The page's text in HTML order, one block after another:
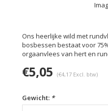
Ons heerlijke wild met
bosbessen bestaat voor
orgaanvlees van hert en
€5,05 (€4,17 Excl. btw)
Gewicht: *